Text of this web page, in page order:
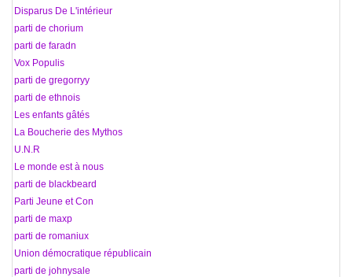
41 Disparus De L'intérieur
42 parti de chorium
43 parti de faradn
44 Vox Populis
45 parti de gregorryy
46 parti de ethnois
47 Les enfants gâtés
48 La Boucherie des Mythos
49 U.N.R
50 Le monde est à nous
51 parti de blackbeard
52 Parti Jeune et Con
53 parti de maxp
54 parti de romaniux
55 Union démocratique républicain
56 parti de johnysale